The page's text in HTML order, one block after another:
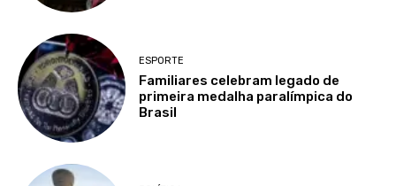
ESPORTE
Familiares celebram legado de
primeira medalha paralímpica do
Brasil